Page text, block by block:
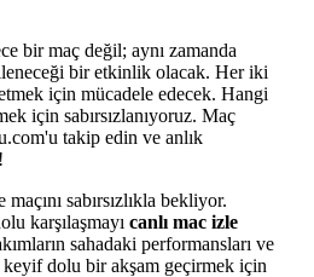
bir maç değil; aynı zamanda
bir etkinlik olacak. Her iki
için mücadele edecek. Hangi
için sabırsızlanıyoruz. Maç
takip edin ve anlık
sabırsızlıkla bekliyor.
karşılaşmayı canlı mac izle
sahadaki performansları ve
keyif dolu bir akşam geçirmek için